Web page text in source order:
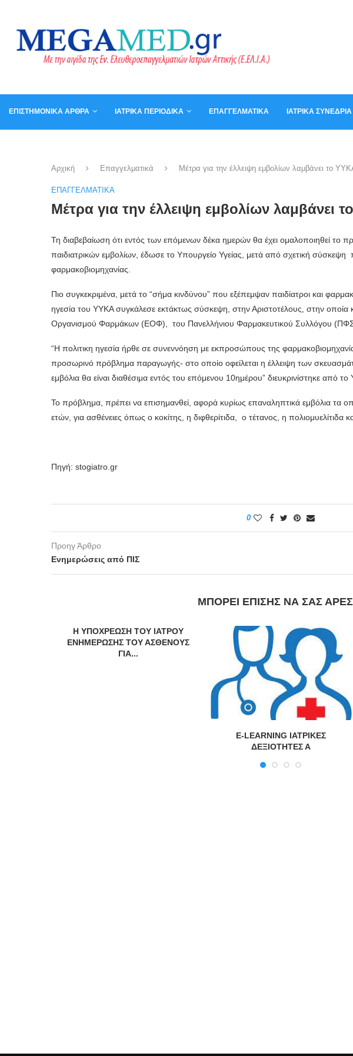
ΕΠΙΣΤΗΜΟΝΙΚΆ ΆΡΘΡΑ ΙΑΤΡΙΚΆ ΠΕΡΙΟΔΙΚΆ ΕΠΑΓΓΕΛΜΑΤΙΚΆ ΙΑΤΡΙΚΆ ΣΥΝΈΔΡΙΑ
Αρχική Επαγγελματικά Μέτρα για την έλλειψη εμβολίων λαμβάνει το
ΕΠΑΓΓΕΛΜΑΤΙΚΆ
Μέτρα για την έλλειψη εμβολίων λαμβάνει
Τη διαβεβαίωση ότι εντός των επόμενων δέκα ημερών θα έχει ομαλοποιηθεί το
παιδιατρικών εμβολίων, έδωσε το Υπουργείο Υγείας, μετά από σχετική
φαρμακοβιομηχανίας.
Πιο συγκεκριμένα, μετά το “σήμα κινδύνου” που εξέπεμψαν παιδίατροι και
ηγεσία του ΥΥΚΑ συγκάλεσε εκτάκτως σύσκεψη, στην Αριστοτέλους, στην οποία
Οργανισμού Φαρμάκων (ΕΟΦ), του Πανελλήνιου Φαρμακευτικού Συλλόγου (ΠΦΣ)
“Η πολιτικη ηγεσία ήρθε σε συνεννόηση με εκπροσώπους της
προσωρινό πρόβλημα παραγωγής- στο οποίο οφείλεται η έλλειψη των
εμβόλια θα είναι διαθέσιμα εντός του επόμενου 10ημέρου” διευκρινίστηκε από
Το πρόβλημα, πρέπει να επισημανθεί, αφορά κυρίως επαναληπτικά εμβόλια τα
ετών, για ασθένειες όπως ο κοκίτης, η διφθερίτιδα, ο τέτανος, η πολιομυελίτιδα
Πηγή: stogiatro.gr
0
Προηγ Άρθρο
Ενημερώσεις από ΠΙΣ
ΜΠΟΡΕΊ ΕΠΊΣΗΣ ΝΑ ΣΑΣ
Η ΥΠΟΧΡΕΩΣΗ ΤΟΥ ΙΑΤΡΟΥ
ΕΝΗΜΕΡΩΣΗΣ ΤΟΥ ΑΣΘΕΝΟΥΣ
ΓΙΑ...
E-LEARNING ΙΑΤΡΙΚΕΣ
ΔΕΞΙΟΤΗΤΕΣ Α